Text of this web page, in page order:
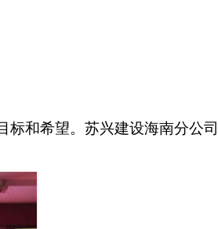
标和希望。苏兴建设海南分公司